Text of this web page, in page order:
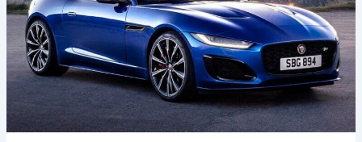
–
الخبر
–
المنطقة
الشرقية